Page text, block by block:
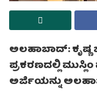
ಅಲಹಾಬಾದ್:
ಪ್ರಕರಣದಲ್ಲಿ
ಅರ್ಜಿಯನ್ನು